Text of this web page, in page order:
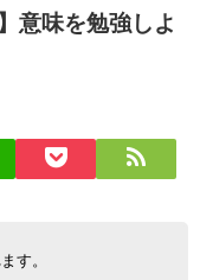
意味を勉強しよ
す。